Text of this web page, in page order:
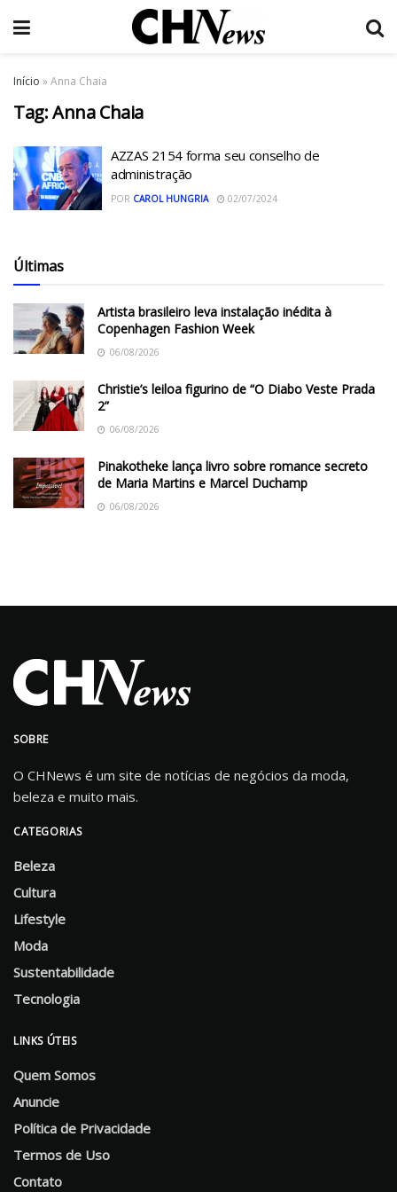
Início »Anna Chaia
Tag:Anna Chaia
AZZAS 2154 forma seu conselho de
administração
POR CAROL HUNGRIA 02/07/2024
Últimas
Artista brasileiro leva instalação inédita à
Copenhagen Fashion Week
06/08/2026
Christie’s leiloa figurino de “O Diabo Veste Prada
2”
06/08/2026
Pinakotheke lança livro sobre romance secreto
de Maria Martins e Marcel Duchamp
06/08/2026
SOBRE
O CHNews é um site de notícias de negócios da moda,
beleza e muito mais.
CATEGORIAS
Beleza
Cultura
Lifestyle
Moda
Sustentabilidade
Tecnologia
LINKS ÚTEIS
Quem Somos
Anuncie
Política de Privacidade
Termos de Uso
Contato